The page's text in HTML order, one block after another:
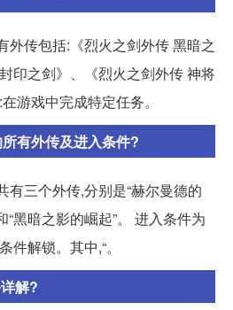
外传包括:《烈火之剑外传 黑暗之
印之剑》、《烈火之剑外传 神将
游戏中完成特定任务。
有外传及进入条件?
有三个外传,分别是“赫尔曼德的
“黑暗之影的崛起”。 进入条件为
解锁。其中,“。
解?